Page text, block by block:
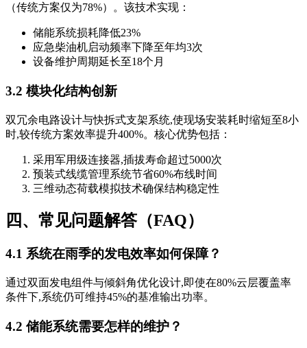
（传统方案仅为78%）。该技术实现：
储能系统损耗降低23%
应急柴油机启动频率下降至年均3次
设备维护周期延长至18个月
3.2 模块化结构创新
双冗余电路设计与快拆式支架系统,使现场安装耗时缩短至8小
时,较传统方案效率提升400%。核心优势包括：
采用军用级连接器,插拔寿命超过5000次
预装式线缆管理系统节省60%布线时间
三维动态荷载模拟技术确保结构稳定性
四、常见问题解答（FAQ）
4.1 系统在雨季的发电效率如何保障？
通过双面发电组件与倾斜角优化设计,即使在80%云层覆盖率
条件下,系统仍可维持45%的基准输出功率。
4.2 储能系统需要怎样的维护？